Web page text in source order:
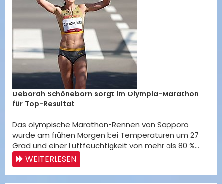
Deborah Schöneborn sorgt im Olympia-Marathon
für Top-Resultat
Das olympische Marathon-Rennen von Sapporo
wurde am frühen Morgen bei Temperaturen um 27
Grad und einer Luftfeuchtigkeit von mehr als 80 %…
WEITERLESEN